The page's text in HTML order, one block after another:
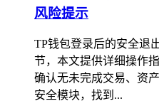
风险提示
TP钱包登录后的安全退
节，本文提供详细操作
确认无未完成交易、资
安全模块，找到...